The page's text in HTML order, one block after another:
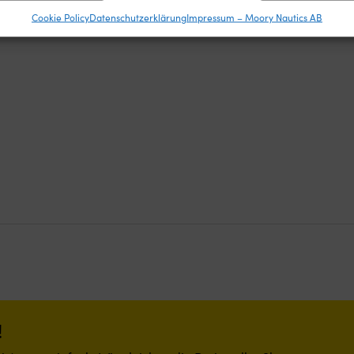
der Sicherheit, Verhinderung und Aufdeckung von
Cookie PolicyDatenschutzerklärungImpressum – Moory Nautics AB